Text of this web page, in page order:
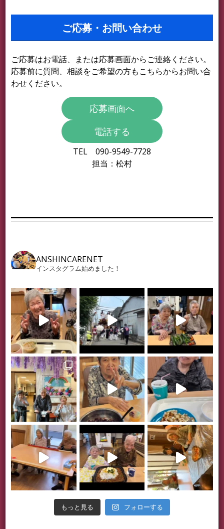
ご応募・お問い合わせ
ご応募はお電話、または応募画面からご連絡ください。
応募前に質問、相談をご希望の方もこちらからお問い合
わせください。
応募画面へ
電話する
TEL 090-9549-7728
担当：松村
ANSHINCARENET
インスタグラム始めました！
もっと見る フォローする